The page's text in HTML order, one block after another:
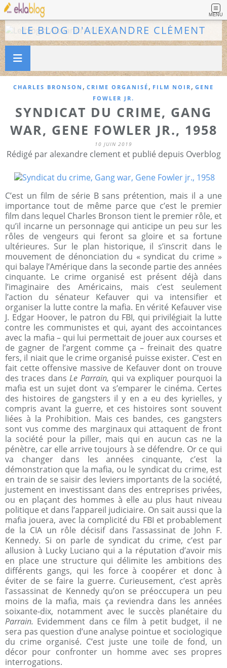
MENU
LE BLOG D'ALEXANDRE CLÉMENT
CHARLES BRONSON , CRIME ORGANISÉ , FILM NOIR , GENE
FOWLER JR.
SYNDICAT DU CRIME, GANG
WAR, GENE FOWLER JR., 1958
10 JUIN 2019
Rédigé par alexandre clement et publié depuis Overblog
C’est un film de série B sans prétention, mais il a une
importance tout de même parce que c’est le premier
film dans lequel Charles Bronson tient le premier rôle, et
qu’il incarne un personnage qui anticipe un peu sur les
rôles de vengeurs qui feront sa gloire et sa fortune
ultérieures. Sur le plan historique, il s’inscrit dans le
mouvement de dénonciation du « syndicat du crime »
qui balaye l’Amérique dans la seconde partie des années
cinquante. Le crime organisé est présent déjà dans
l’imaginaire des Américains, mais c’est seulement
l’action du sénateur Kefauver qui va intensifier et
organiser la lutte contre la mafia. En vérité Kefauver vise
J. Edgar Hoover, le patron du FBI, qui privilégiait la lutte
contre les communistes et qui, ayant des accointances
avec la mafia – qui lui permettait de jouer aux courses et
de gagner de l’argent comme ça – freinait des quatre
fers, il niait que le crime organisé puisse exister. C’est en
fait cette offensive massive de Kefauver dont on trouve
des traces dansLe Parrain, qui va expliquer pourquoi la
mafia est un sujet dont va s’emparer le cinéma. Certes
des histoires de gangsters il y en a eu des kyrielles, y
compris avant la guerre, et ces histoires sont souvent
liées à la Prohibition. Mais ces bandes, ces gangsters
sont vus comme des marginaux qui attaquent de front
la société pour la piller, mais qui en aucun cas ne la
pénètre, car elle arrive toujours à se défendre. Or ce qui
va changer dans les années cinquante, c’est la
démonstration que la mafia, ou le syndicat du crime, est
en train de se saisir des leviers importants de la société,
justement en investissant dans des entreprises privées,
ou en plaçant des hommes à elle au plus haut niveau
politique et dans l’appareil judiciaire. On sait aussi que la
mafia jouera, avec la complicité du FBI et probablement
de la CIA un rôle décisif dans l’assassinat de John F.
Kennedy. Si on parle de syndicat du crime, c’est par
allusion à Lucky Luciano qui a la réputation d’avoir mis
en place une structure qui délimite les ambitions des
différents gangs, qui les force à coopérer et donc à
éviter de se faire la guerre. Curieusement, c’est après
l’assassinat de Kennedy qu’on se préoccupera un peu
moins de la mafia, mais ça reviendra dans les années
soixante-dix, notamment avec le succès planétaire du
Parrain. Evidemment dans ce film à petit budget, il ne
sera pas question d’une analyse pointue et sociologique
du crime organisé. C’est juste une toile de fond, un
décor pour confronter un homme avec ses propres
interrogations.